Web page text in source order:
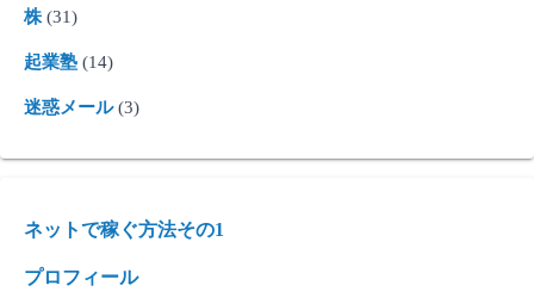
株(31)
起業塾 (14)
迷惑メール(3)
ネットで稼ぐ方法その1
プロフィール